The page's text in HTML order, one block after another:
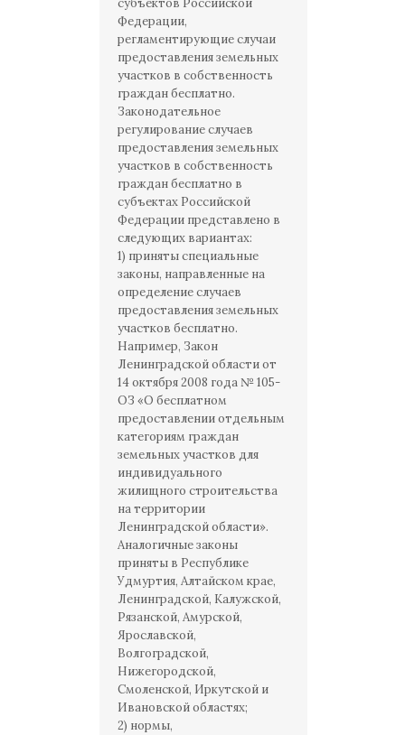
субъектов Российской
Федерации,
регламентирующие случаи
предоставления земельных
участков в собственность
граждан бесплатно.
Законодательное
регулирование случаев
предоставления земельных
участков в собственность
граждан бесплатно в
субъектах Российской
Федерации представлено в
следующих вариантах:
1) приняты специальные
законы, направленные на
определение случаев
предоставления земельных
участков бесплатно.
Например, Закон
Ленинградской области от
14 октября 2008 года № 105-
ОЗ «О бесплатном
предоставлении отдельным
категориям граждан
земельных участков для
индивидуального
жилищного строительства
на территории
Ленинградской области».
Аналогичные законы
приняты в Республике
Удмуртия, Алтайском крае,
Ленинградской, Калужской,
Рязанской, Амурской,
Ярославской,
Волгоградской,
Нижегородской,
Смоленской, Иркутской и
Ивановской областях;
2) нормы,